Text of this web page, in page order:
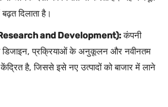
दिलाता है।
and Development):कंपनी
डिजाइन, प्रक्रियाओं के अनुकूलन और नवीनतम
है, जिससे इसे नए उत्पादों को बाजार में लाने